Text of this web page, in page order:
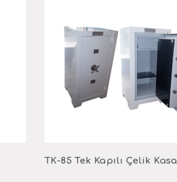
TK-85 Tek Kapılı Çelik Kasa